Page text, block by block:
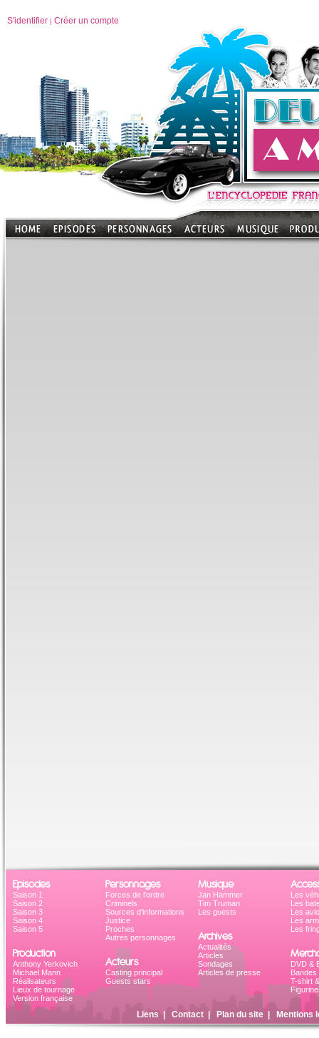
S'identifier | Créer un compte
Episodes
Saison 1
Saison 2
Saison 3
Saison 4
Saison 5
Production
Anthony Yerkovich
Michael Mann
Réalisateurs
Lieux de tournage
Version française
Personnages
Forces de l'ordre
Criminels
Sources d'informations
Justice
Proches
Autres personnages
Acteurs
Casting principal
Guests stars
Musique
Jan Hammer
Tim Truman
Les guests
Archives
Actualités
Articles
Sondages
Articles de presse
Les
Les
Les
Les
Les
DVD &
Bandes
T-shirt
Liens Contact| Plan du site| Mentions